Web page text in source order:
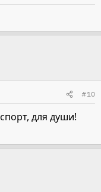
#10
для души!